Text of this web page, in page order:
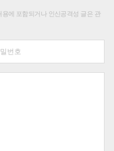
에 포함되거나 인신공격성 글은 관